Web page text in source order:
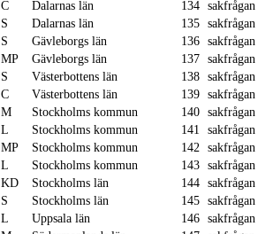
C Dalarnas län 134 sakfrågan
S Dalarnas län 135 sakfrågan
S Gävleborgs län 136 sakfrågan
MP Gävleborgs län 137 sakfrågan
S Västerbottens län 138 sakfrågan
C Västerbottens län 139 sakfrågan
M Stockholms kommun 140 sakfrågan
L Stockholms kommun 141 sakfrågan
MP Stockholms kommun 142 sakfrågan
L Stockholms kommun 143 sakfrågan
KD Stockholms län 144 sakfrågan
S Stockholms län 145 sakfrågan
L Uppsala län 146 sakfrågan